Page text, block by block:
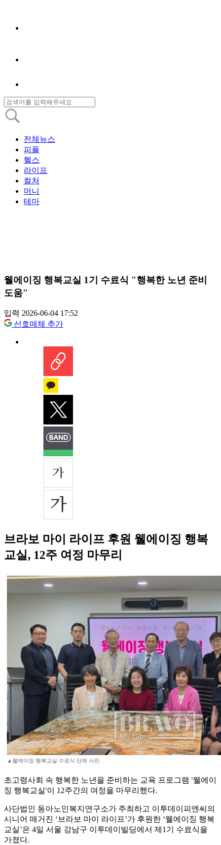
전체뉴스
피플
헬스
라이프
컬처
머니
테마
웰에이징 행복교실 1기 수료식 "행복한 노년 준비
도움"
입력 2026-06-04 17:52
선호매체 추가
브라보 마이 라이프 후원 웰에이징 행복
교실, 12주 여정 마무리
▲웰에이징 행복교실 수료식 단체 사진.
초고령사회 속 행복한 노년을 준비하는 교육 프로그램 '웰에이
징 행복교실'이 12주간의 여정을 마무리했다.
사단법인 동아노인복지연구소가 주최하고 이투데이피엔씨의
시니어 매거진 ‘브라보 마이 라이프’가 후원한 ‘웰에이징 행복
교실’은 4일 서울 강남구 이투데이빌딩에서 제1기 수료식을
가졌다.